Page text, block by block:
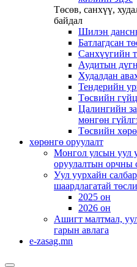
Төсөв, санхүү,
байдал
Шилэн
Батлагдсан
Санхүүгийн
Аудитын
Худалдан
Тендерийн
Төсвийн
Цалингийн
мөнгөн
Төсвийн
хөрөнгө оруулалт
Монгол улсын уул
оруулалтын орчны
Уул уурхайн
шаардлагатай
2025 он
2026 он
Ашигт малтмал,
гарын авлага
e-zasag.mn